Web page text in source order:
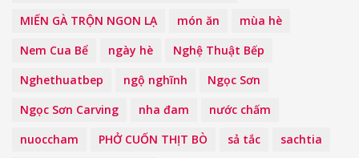
MIẾN GÀ TRỘN NGON LẠ
món ăn
mùa hè
Nem Cua Bể
ngày hè
Nghệ Thuật Bếp
Nghethuatbep
ngộ nghĩnh
Ngọc Sơn
Ngọc Sơn Carving
nha đam
nước chấm
nuoccham
PHỞ CUỐN THỊT BÒ sả tắc
sachtia